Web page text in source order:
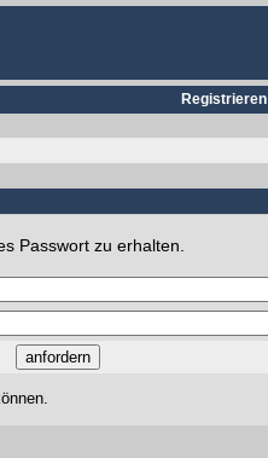
Registrieren
Passwort zu erhalten.